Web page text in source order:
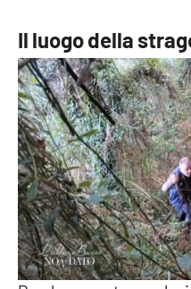
Lacitymag.it
Lacapitalenews.it
Ilreggino.it
Cosenzachannel.it
Ilvibonese.it
Catanzarochannel.it
Il luogo della